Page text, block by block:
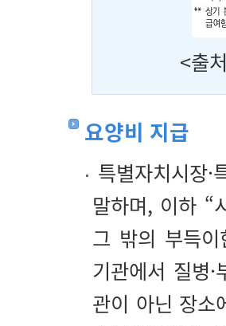
<출
요양비 지급
특별자치시장·
말하며, 이하 “
그 밖의 부득
기관에서 질병
관이 아닌 장소